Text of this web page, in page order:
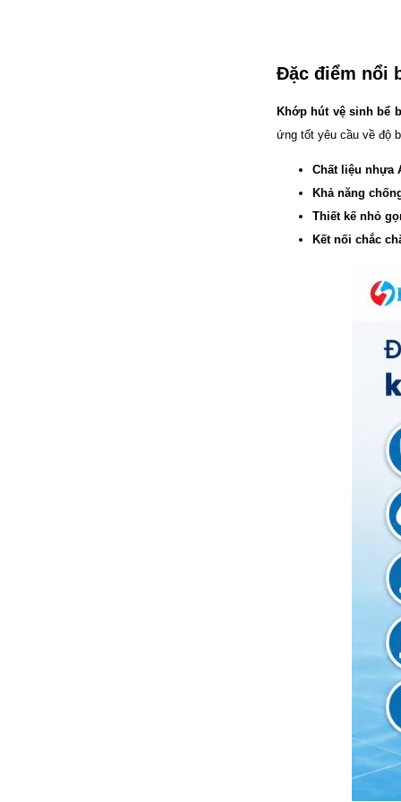
Đặc điểm nổi
Khớp hút vệ sinh bể
ứng tốt yêu cầu về độ
Chất liệu nhựa
Khả năng
Thiết kế nhỏ
Kết nối chắc